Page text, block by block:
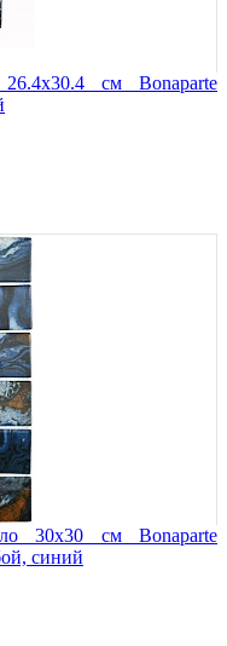
см Bonaparte
30х30 см Bonaparte
синий